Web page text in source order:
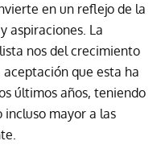
en un reflejo de la
aspiraciones. La
nos del crecimiento
que esta ha
últimos años, teniendo
incluso mayor a las